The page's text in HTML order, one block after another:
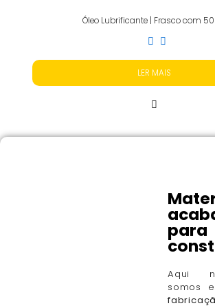
Óleo Lubrificante | Frasco com
LER MAIS
para
Aqui
somos